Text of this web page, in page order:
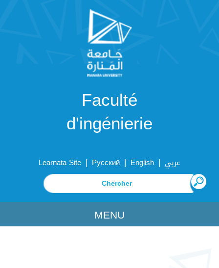
Faculté
d'ingénierie
Learnata Site | Русский | English | عربي
MENU